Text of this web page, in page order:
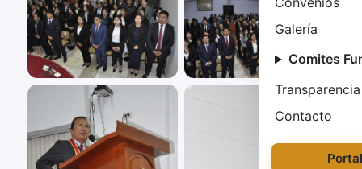
Galería
Comites
Transparencia
Contacto